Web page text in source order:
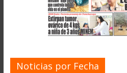
Noticias por Fecha